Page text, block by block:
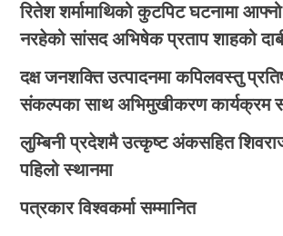
रितेश शर्मामाथिको कुटपिट घटनामा
नरहेको सांसद अभिषेक प्रताप शाहको
दक्ष जनशक्ति उत्पादनमा कपिलवस्तु
संकल्पका साथ अभिमुखीकरण कार्यक्रम
लुम्बिनी प्रदेशमै उत्कृष्ट अंकसहित
पहिलो स्थानमा
पत्रकार विश्वकर्मा सम्मानित